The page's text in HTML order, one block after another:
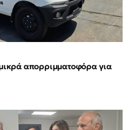
απορριμματοφόρα για